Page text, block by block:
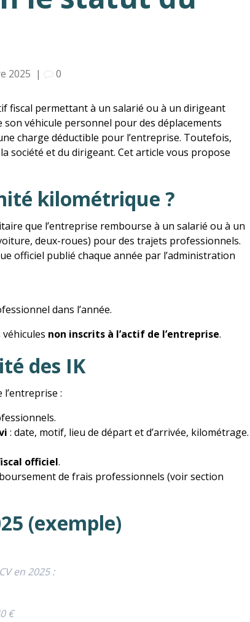
2025 | 0
fiscal permettant à un salarié ou à un dirigeant
véhicule personnel pour des déplacements
charge déductible pour l’entreprise. Toutefois,
société et du dirigeant. Cet article vous propose
kilométrique ?
que l’entreprise rembourse à un salarié ou à un
deux-roues) pour des trajets professionnels.
officiel publié chaque année par l’administration
dans l’année.
non inscrits à l’actif de l’entreprise.
des IK
:
: date, motif, lieu de départ et d’arrivée, kilométrage.
officiel.
de frais professionnels (voir section
(exemple)
en 2025 :
€